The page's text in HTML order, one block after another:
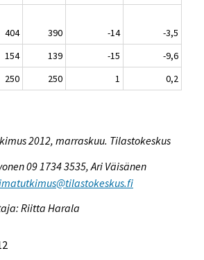
404 390 -14
-3,5
154 139 -15
-9,6
250 250 1 0,2
2012, marraskuu. Tilastokeskus
09 1734 3535, Ari Väisänen
Riitta Harala